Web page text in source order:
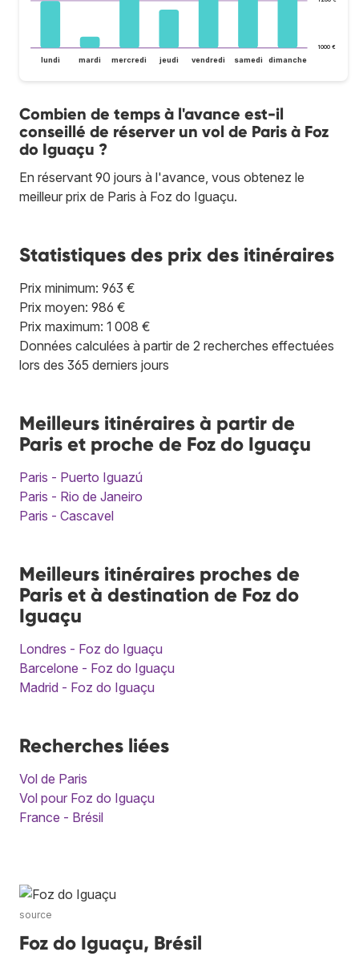
1 000 €
lundi mardi mercredi jeudi vendredi samedi dimanche
Combien de temps à l'avance est-il
conseillé de réserver un vol de Paris à Foz
do Iguaçu ?
En réservant 90 jours à l'avance, vous obtenez le
meilleur prix de Paris à Foz do Iguaçu.
Statistiques des prix des itinéraires
Prix minimum: 963 €
Prix moyen: 986 €
Prix maximum: 1 008 €
Données calculées à partir de 2 recherches effectuées
lors des 365 derniers jours
Meilleurs itinéraires à partir de
Paris et proche de Foz do Iguaçu
Paris - Puerto Iguazú
Paris - Rio de Janeiro
Paris - Cascavel
Meilleurs itinéraires proches de
Paris et à destination de Foz do
Iguaçu
Londres - Foz do Iguaçu
Barcelone - Foz do Iguaçu
Madrid - Foz do Iguaçu
Recherches liées
Vol de Paris
Vol pour Foz do Iguaçu
France - Brésil
source
Foz do Iguaçu, Brésil